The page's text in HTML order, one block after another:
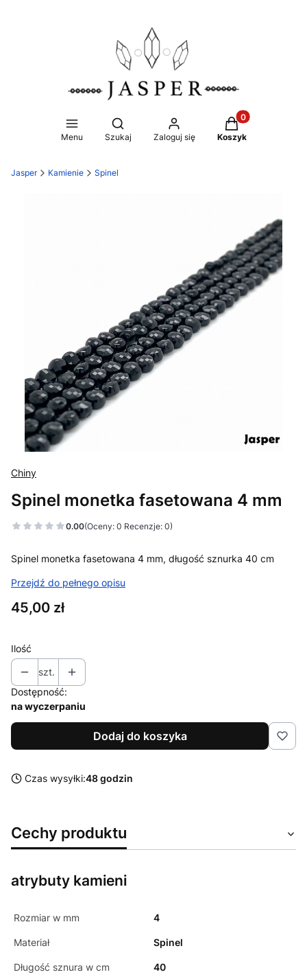
Menu
Otwórz wyszukiwarkę
Szukaj Zaloguj się
Produkty w
Koszyk
Jasper Kamienie Spinel
Chiny
Spinel monetka fasetowana 4 mm
0.00(Oceny: 0 Recenzje: 0)
Spinel monetka fasetowana 4 mm, długość sznurka 40 cm
Przejdź do pełnego opisu
Cena
45,00 zł
Ilość
szt.
Dostępność:
na wyczerpaniu
Dodaj do koszyka
Czas wysyłki:48 godzin
Cechy produktu
atrybuty kamieni
Rozmiar w mm 4
Materiał Spinel
Długość sznura w cm 40